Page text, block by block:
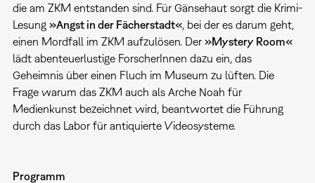
die am ZKM entstanden sind. Für Gänsehaut sorgt die Krimi-
Lesung »Angst in der Fächerstadt«, bei der es darum geht,
einen Mordfall im ZKM aufzulösen. Der »Mystery Room«
lädt abenteuerlustige ForscherInnen dazu ein, das
Geheimnis über einen Fluch im Museum zu lüften. Die
Frage warum das ZKM auch als Arche Noah für
Medienkunst bezeichnet wird, beantwortet die Führung
durch das Labor für antiquierte Videosysteme.
Programm